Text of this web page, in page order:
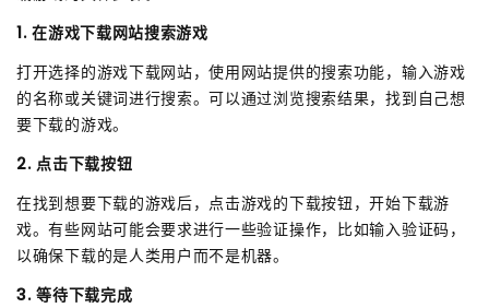
1. 在游戏下载网站搜索游戏
打开选择的游戏下载网站，使用网站提供的搜索功能，输入游戏
的名称或关键词进行搜索。可以通过浏览搜索结果，找到自己想
要下载的游戏。
2. 点击下载按钮
在找到想要下载的游戏后，点击游戏的下载按钮，开始下载游
戏。有些网站可能会要求进行一些验证操作，比如输入验证码，
以确保下载的是人类用户而不是机器。
3. 等待下载完成